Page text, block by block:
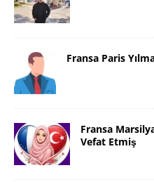
Fransa Paris
Fransa
Vefat Etmiş